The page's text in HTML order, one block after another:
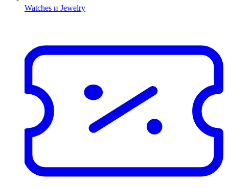
Watches и Jewelry